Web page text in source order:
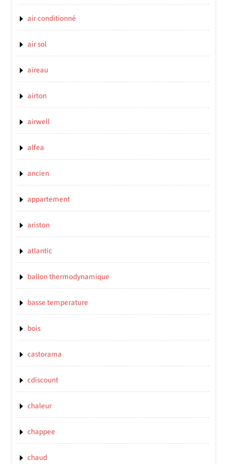
air conditionné
air sol
aireau
airton
airwell
alfea
ancien
appartement
ariston
atlantic
ballon thermodynamique
basse temperature
bois
castorama
cdiscount
chaleur
chappee
chaud